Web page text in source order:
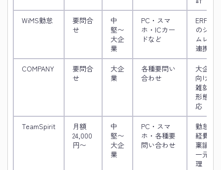
WiMS勤怠
要問合
せ
中
堅〜
大企
業
PC・スマ
ホ・ICカー
ドなど
ERPと
のシー
ムレス
連携
COMPANY
要問合
せ
大企
業
各種要問い
合わせ
大企業
向け複
雑就業
形態対
応
TeamSpirit
月額
24,000
円〜
中
堅〜
大企
業
PC・スマ
ホ・各種要
問い合わせ
勤怠＋
経費＋
稟議を
一元管
理